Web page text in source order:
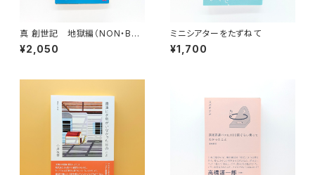
真 創世記 地獄編（NON・BO
OK ノン・ブック 113）
¥2,050
ミニシアターをたずねて
¥1,700